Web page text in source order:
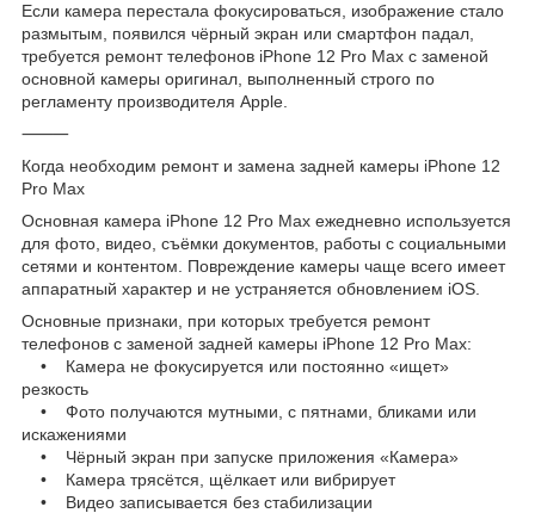
Если камера перестала фокусироваться, изображение стало
размытым, появился чёрный экран или смартфон падал,
требуется ремонт телефонов iPhone 12 Pro Max с заменой
основной камеры оригинал, выполненный строго по
регламенту производителя Apple.
⸻
Когда необходим ремонт и замена задней камеры iPhone 12
Pro Max
Основная камера iPhone 12 Pro Max ежедневно используется
для фото, видео, съёмки документов, работы с социальными
сетями и контентом. Повреждение камеры чаще всего имеет
аппаратный характер и не устраняется обновлением iOS.
Основные признаки, при которых требуется ремонт
телефонов с заменой задней камеры iPhone 12 Pro Max:
• Камера не фокусируется или постоянно «ищет»
резкость
• Фото получаются мутными, с пятнами, бликами или
искажениями
• Чёрный экран при запуске приложения «Камера»
• Камера трясётся, щёлкает или вибрирует
• Видео записывается без стабилизации